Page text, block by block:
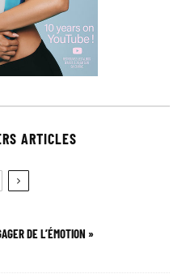
ARTICLES
DE L’ÉMOTION »